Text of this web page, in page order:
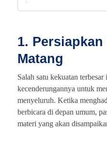
1.
Matang
Salah satu kekuatan
kecenderungannya untuk
menyeluruh. Ketika
berbicara di depan umum,
materi yang akan